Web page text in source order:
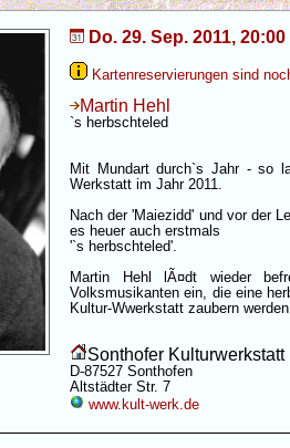
Do. 29. Sep. 2011, 20:00
Kartenreservierungen sind
Martin Hehl
`s herbschteled
Mit Mundart durch`s Jahr - so
Werkstatt im Jahr 2011.
Nach der 'Maiezidd' und vor der
es heuer auch erstmals
'`s herbschteled'.
Martin Hehl lÃ¤dt wieder
Volksmusikanten ein, die eine
Kultur-Wwerkstatt zaubern
Sonthofer Kulturwerkstatt
D-87527 Sonthofen
Altstädter Str. 7
www.kult-werk.de